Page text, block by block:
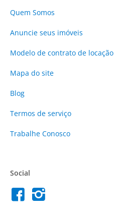
Quem Somos
Anuncie seus imóveis
Modelo de contrato de locação
Mapa do site
Blog
Termos de serviço
Trabalhe Conosco
Social